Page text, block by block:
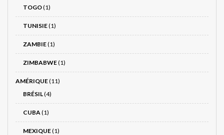
TOGO(1)
TUNISIE(1)
ZAMBIE(1)
ZIMBABWE(1)
AMÉRIQUE(11)
BRÉSIL(4)
CUBA (1)
MEXIQUE(1)